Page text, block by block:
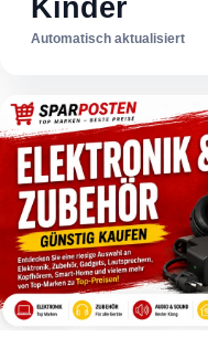
Kinder
Automatisch aktualisiert